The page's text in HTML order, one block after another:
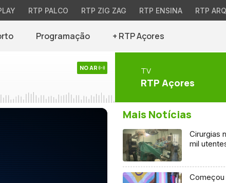
RTP PALCO RTP ZIG ZAG RTP ENSINA RTP
Programação + RTP Açores
NO AR TV
RTP Açores
Mais Notícias
Cirurgias
mil
Começou